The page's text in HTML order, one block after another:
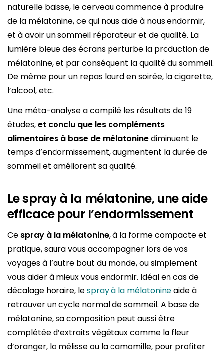
naturelle baisse, le cerveau commence à produire
de la mélatonine, ce qui nous aide à nous endormir,
et à avoir un sommeil réparateur et de qualité. La
lumière bleue des écrans perturbe la production de
mélatonine, et par conséquent la qualité du sommeil.
De même pour un repas lourd en soirée, la cigarette,
l’alcool, etc.
Une méta-analyse a compilé les résultats de 19
études,et conclu que les compléments
alimentaires à base de mélatoninediminuent le
temps d’endormissement, augmentent la durée de
sommeil et améliorent sa qualité.
Le spray à la mélatonine, une aide
efficace pour l’endormissement
Ce spray à la mélatonine, à la forme compacte et
pratique, saura vous accompagner lors de vos
voyages à l’autre bout du monde, ou simplement
vous aider à mieux vous endormir. Idéal en cas de
décalage horaire, lespray à la mélatonineaide à
retrouver un cycle normal de sommeil. A base de
mélatonine, sa composition peut aussi être
complétée d’extraits végétaux comme la fleur
d’oranger, la mélisse ou la camomille, pour profiter